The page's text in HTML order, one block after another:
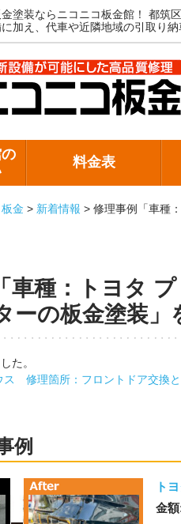
塗装ならニコニコ板金館！
都筑
加え、代車や近隣地域の引取り
料金表
金 > 新着情報 > 修理事例「車種
車種：トヨタ
ーの板金塗装」
た。
ス 修理箇所：フロントドア交換
例
ト
金